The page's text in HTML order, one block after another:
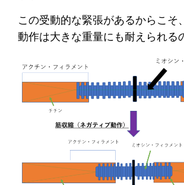
この受動的な緊張があるからこそ
動作は大きな重量にも耐えられる